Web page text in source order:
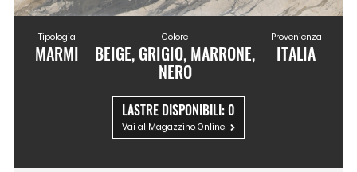
Tipologia
MARMI
Colore
BEIGE, GRIGIO, MARRONE,
NERO
Provenienza
ITALIA
LASTRE DISPONIBILI:0
Vai al Magazzino Online